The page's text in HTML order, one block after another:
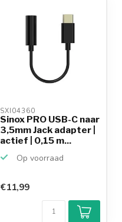
SXI04360
Sinox PRO USB-C naar
3,5mm Jack adapter |
actief | 0,15 m...
Op voorraad
€11,99